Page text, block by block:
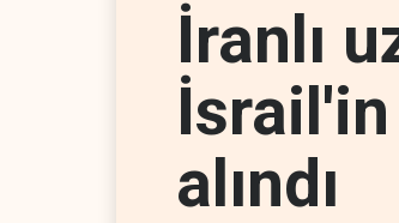
İranlı
alındı